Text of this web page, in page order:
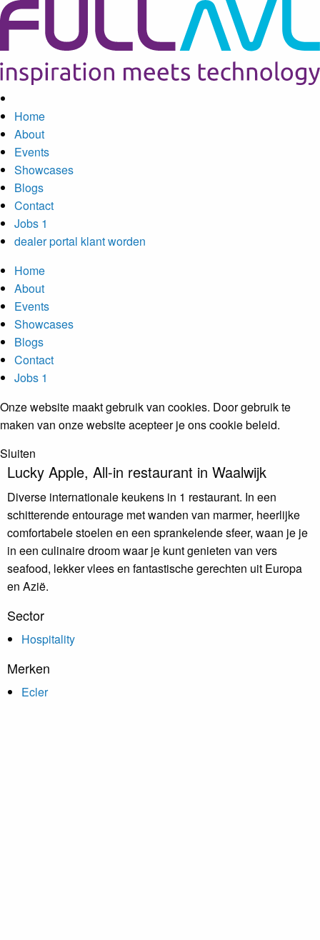
Home
About
Events
Showcases
Blogs
Contact
Jobs 1
dealer portal klant worden
Home
About
Events
Showcases
Blogs
Contact
Jobs 1
Onze website maakt gebruik van cookies. Door gebruik te
maken van onze website acepteer je ons cookie beleid.
Sluiten
Lucky Apple, All-in restaurant in Waalwijk
Diverse internationale keukens in 1 restaurant. In een
schitterende entourage met wanden van marmer, heerlijke
comfortabele stoelen en een sprankelende sfeer, waan je je
in een culinaire droom waar je kunt genieten van vers
seafood, lekker vlees en fantastische gerechten uit Europa
en Azië.
Sector
Hospitality
Merken
Ecler